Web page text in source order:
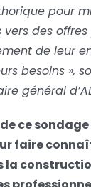
pour
vers des
de leur
besoins »,
général
ce
faire
la